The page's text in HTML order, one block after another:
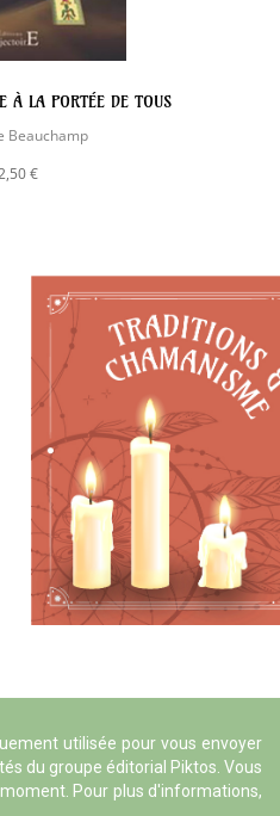
À LA PORTÉE DE TOUS
Beauchamp
€
utilisée pour vous envoyer
du groupe éditorial Piktos. Vous
Pour plus d'informations,